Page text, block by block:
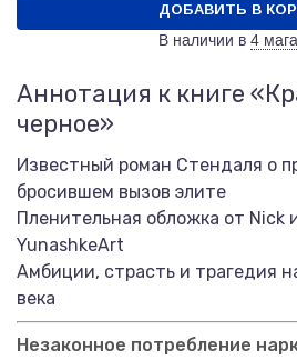
ДОБАВИТЬ В
В наличии в 4
Аннотация к книге
черное»
Известный роман Стендаля о
бросившем вызов элите
Пленительная обложка от Nick
YunashkeArt
Амбиции, страсть и трагедия
века
Незаконное потребление